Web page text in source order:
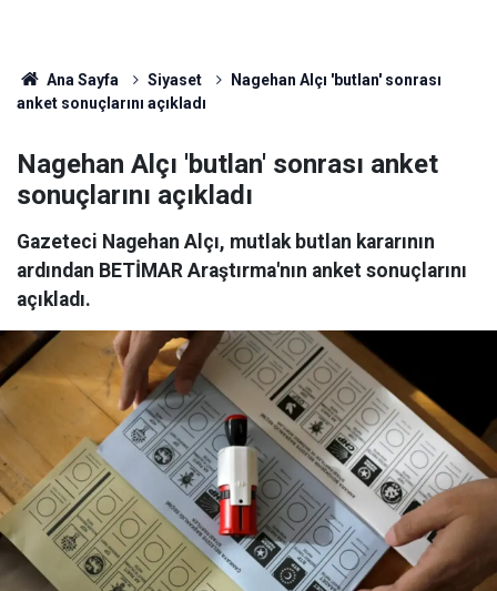
Ana Sayfa Siyaset
Nagehan Alçı 'butlan' sonrası
anket sonuçlarını açıkladı
Nagehan Alçı 'butlan' sonrası anket
sonuçlarını açıkladı
Gazeteci Nagehan Alçı, mutlak butlan kararının
ardından BETİMAR Araştırma'nın anket sonuçlarını
açıkladı.